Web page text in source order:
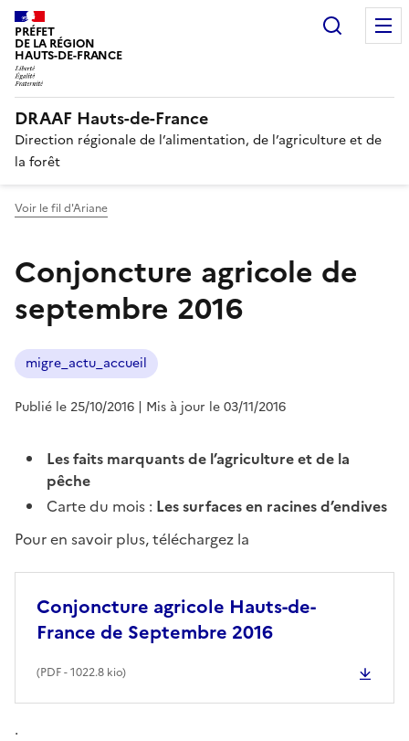
PRÉFET
DE LA RÉGION
HAUTS-DE-FRANCE
DRAAF Hauts-de-France
Direction régionale de l’alimentation, de l’agriculture et de
la forêt
Voir le fil d'Ariane
Conjoncture agricole de
septembre 2016
migre_actu_accueil
Publié le 25/10/2016 | Mis à jour le 03/11/2016
Les faits marquants de l’agriculture et de la
pêche
Carte du mois : Les surfaces en racines d’endives
Pour en savoir plus, téléchargez la
Conjoncture agricole Hauts-de-
France de Septembre 2016
(PDF- 1022.8 kio)
.